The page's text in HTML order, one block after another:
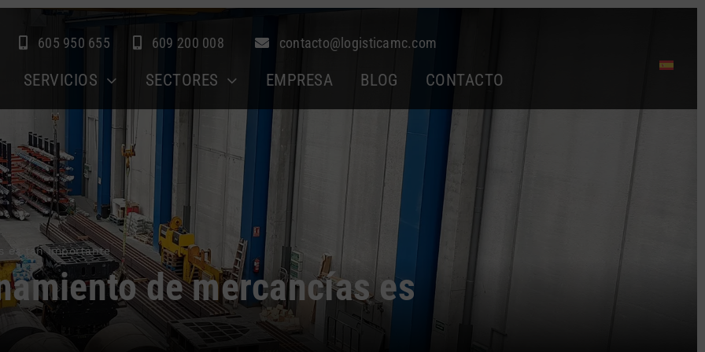
605 950 655 609 200 008 contacto@logisticamc.com
SERVICIOS SECTORES EMPRESA BLOG CONTACTO
es tan importante
de mercancías es